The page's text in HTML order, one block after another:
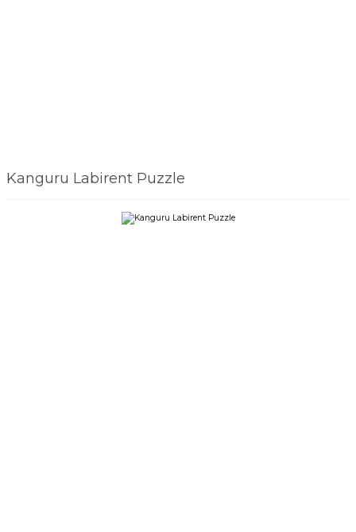
Kanguru Labirent Puzzle